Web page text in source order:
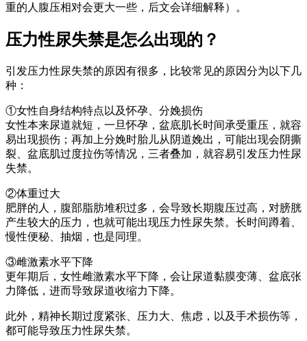
重的人腹压相对会更大一些，后文会详细解释）。
压力性尿失禁是怎么出现的？
引发压力性尿失禁的原因有很多，比较常见的原因分为以下几
种：
①女性自身结构特点以及怀孕、分娩损伤
女性本来尿道就短，一旦怀孕，盆底肌长时间承受重压，就容
易出现损伤；再加上分娩时胎儿从阴道娩出，可能出现会阴撕
裂、盆底肌过度拉伤等情况，三者叠加，就容易引发压力性尿
失禁。
②体重过大
肥胖的人，腹部脂肪堆积过多，会导致长期腹压过高，对膀胱
产生较大的压力，也就可能出现压力性尿失禁。长时间蹲着、
慢性便秘、抽烟，也是同理。
③雌激素水平下降
更年期后，女性雌激素水平下降，会让尿道黏膜变薄、盆底张
力降低，进而导致尿道收缩力下降。
此外，精神长期过度紧张、压力大、焦虑，以及手术损伤等，
都可能导致压力性尿失禁。